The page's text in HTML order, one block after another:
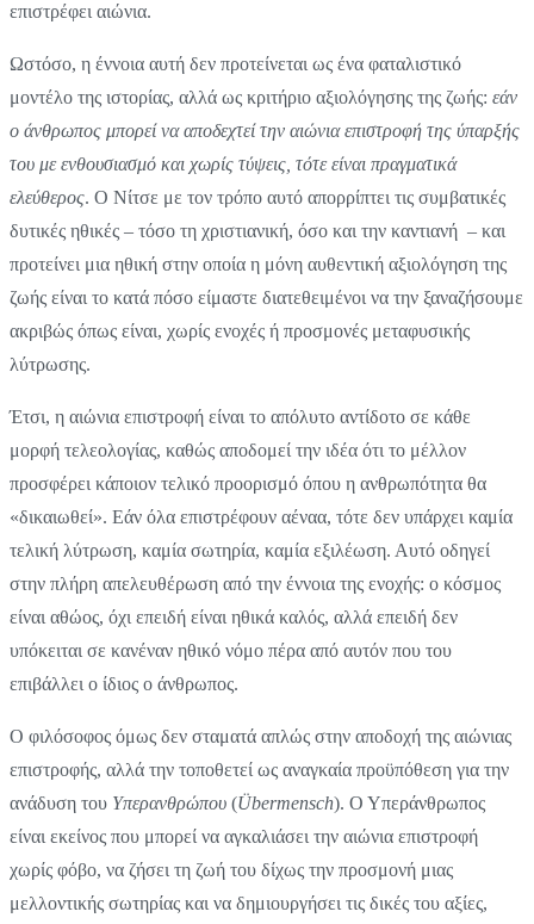
επιστρέφει αιώνια.
Ωστόσο, η έννοια αυτή δεν προτείνεται ως ένα φαταλιστικό
μοντέλο της ιστορίας, αλλά ως κριτήριο αξιολόγησης της ζωής: εάν
ο άνθρωπος μπορεί να αποδεχτεί την αιώνια επιστροφή της ύπαρξής
του με ενθουσιασμό και χωρίς τύψεις, τότε είναι πραγματικά
ελεύθερος. Ο Νίτσε με τον τρόπο αυτό απορρίπτει τις συμβατικές
δυτικές ηθικές – τόσο τη χριστιανική, όσο και την καντιανή – και
προτείνει μια ηθική στην οποία η μόνη αυθεντική αξιολόγηση της
ζωής είναι το κατά πόσο είμαστε διατεθειμένοι να την ξαναζήσουμε
ακριβώς όπως είναι, χωρίς ενοχές ή προσμονές μεταφυσικής
λύτρωσης.
Έτσι, η αιώνια επιστροφή είναι το απόλυτο αντίδοτο σε κάθε
μορφή τελεολογίας, καθώς αποδομεί την ιδέα ότι το μέλλον
προσφέρει κάποιον τελικό προορισμό όπου η ανθρωπότητα θα
«δικαιωθεί». Εάν όλα επιστρέφουν αέναα, τότε δεν υπάρχει καμία
τελική λύτρωση, καμία σωτηρία, καμία εξιλέωση. Αυτό οδηγεί
στην πλήρη απελευθέρωση από την έννοια της ενοχής: ο κόσμος
είναι αθώος, όχι επειδή είναι ηθικά καλός, αλλά επειδή δεν
υπόκειται σε κανέναν ηθικό νόμο πέρα από αυτόν που του
επιβάλλει ο ίδιος ο άνθρωπος.
Ο φιλόσοφος όμως δεν σταματά απλώς στην αποδοχή της αιώνιας
επιστροφής, αλλά την τοποθετεί ως αναγκαία προϋπόθεση για την
ανάδυση του Υπερανθρώπου (Übermensch). Ο Υπεράνθρωπος
είναι εκείνος που μπορεί να αγκαλιάσει την αιώνια επιστροφή
χωρίς φόβο, να ζήσει τη ζωή του δίχως την προσμονή μιας
μελλοντικής σωτηρίας και να δημιουργήσει τις δικές του αξίες,